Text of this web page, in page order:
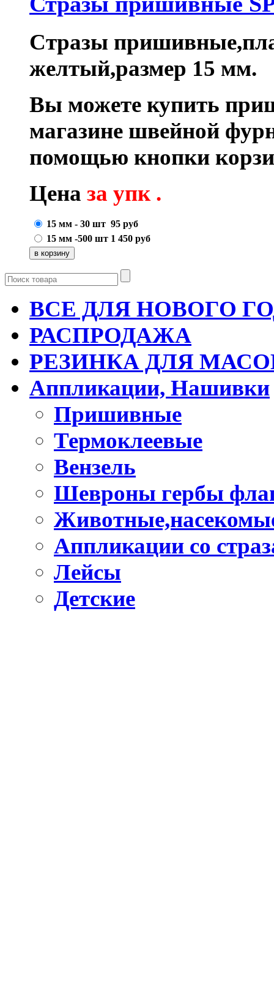
Стразы
желтый,размер 15 мм.
Вы можете купить
магазине швейной
помощью кнопки
Цена за упк .
15 мм - 30 шт 95 руб
15 мм -500 шт 1 450 руб
ВСЕ ДЛЯ НОВОГО
РАСПРОДАЖА
РЕЗИНКА ДЛЯ
Аппликации, Нашивки
Пришивные
Термоклеевые
Вензель
Шевроны гербы
Аппликации со
Лейсы
Детские